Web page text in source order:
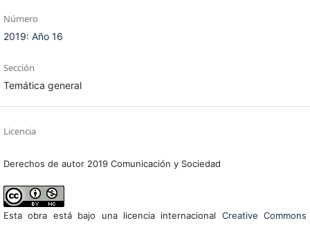
Número
2019: Año 16
Sección
Temática general
Licencia
Derechos de autor 2019 Comunicación y Sociedad
Esta obra está bajo una licencia internacional Creative Commons